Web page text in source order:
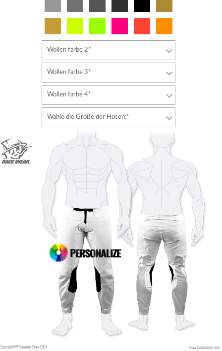
Wollen farbe 2*
Wollen farbe 3*
Wollen farbe 4*
Wähle die Größe der Hosen:*